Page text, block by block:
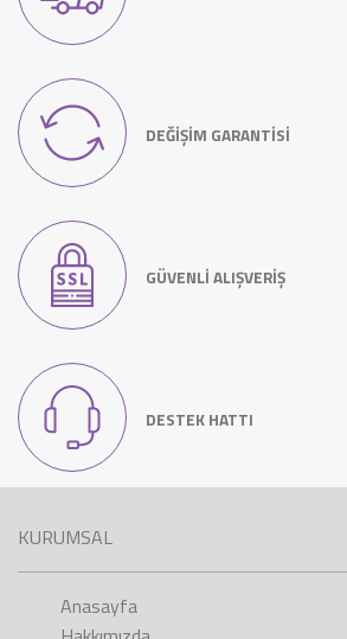
DEĞİŞİM GARANTİSİ
GÜVENLİ ALIŞVERİŞ
DESTEK HATTI
KURUMSAL
Anasayfa